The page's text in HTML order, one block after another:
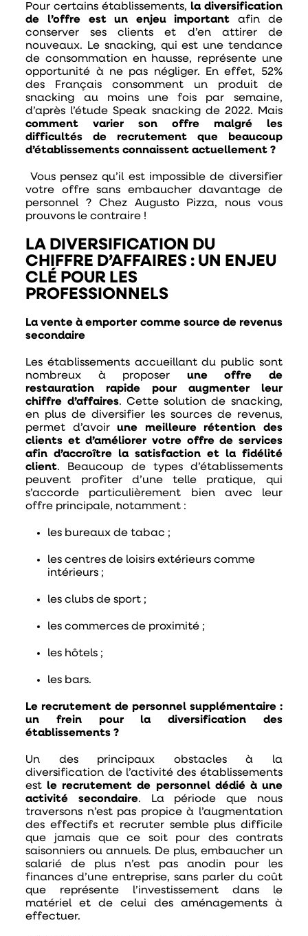
Pour certains établissements, la diversification
de l’offre est un enjeu important afin de
conserver ses clients et d’en attirer de
nouveaux. Le snacking, qui est une tendance
de consommation en hausse, représente une
opportunité à ne pas négliger. En effet, 52%
des Français consomment un produit de
snacking au moins une fois par semaine,
d’après l’étude Speak snacking de 2022. Mais
comment varier son offre malgré les
difficultés de recrutement que beaucoup
d’établissements connaissent actuellement ?
Vous pensez qu’il est impossible de diversifier
votre offre sans embaucher davantage de
personnel ? Chez Augusto Pizza, nous vous
prouvons le contraire !
LA DIVERSIFICATION DU
CHIFFRE D’AFFAIRES : UN ENJEU
CLÉ POUR LES
PROFESSIONNELS
La vente à emporter comme source de revenus
secondaire
Les établissements accueillant du public sont
nombreux à proposer une offre de
restauration rapide pour augmenter leur
chiffre d’affaires. Cette solution de snacking,
en plus de diversifier les sources de revenus,
permet d’avoirune meilleure rétention des
clients et d’améliorer votre offre de services
afin d’accroître la satisfaction et la fidélité
client. Beaucoup de types d’établissements
peuvent profiter d’une telle pratique, qui
s’accorde particulièrement bien avec leur
offre principale, notamment :
les bureaux de tabac ;
les centres de loisirs extérieurs comme
intérieurs ;
les clubs de sport ;
les commerces de proximité ;
les hôtels ;
les bars.
Le recrutement de personnel supplémentaire :
un frein pour la diversification des
établissements ?
Un des principaux obstacles à la
diversification de l’activité des établissements
est le recrutement de personnel dédié à une
activité secondaire. La période que nous
traversons n’est pas propice à l’augmentation
des effectifs et recruter semble plus difficile
que jamais que ce soit pour des contrats
saisonniers ou annuels. De plus, embaucher un
salarié de plus n’est pas anodin pour les
finances d’une entreprise, sans parler du coût
que représente l’investissement dans le
matériel et de celui des aménagements à
effectuer.